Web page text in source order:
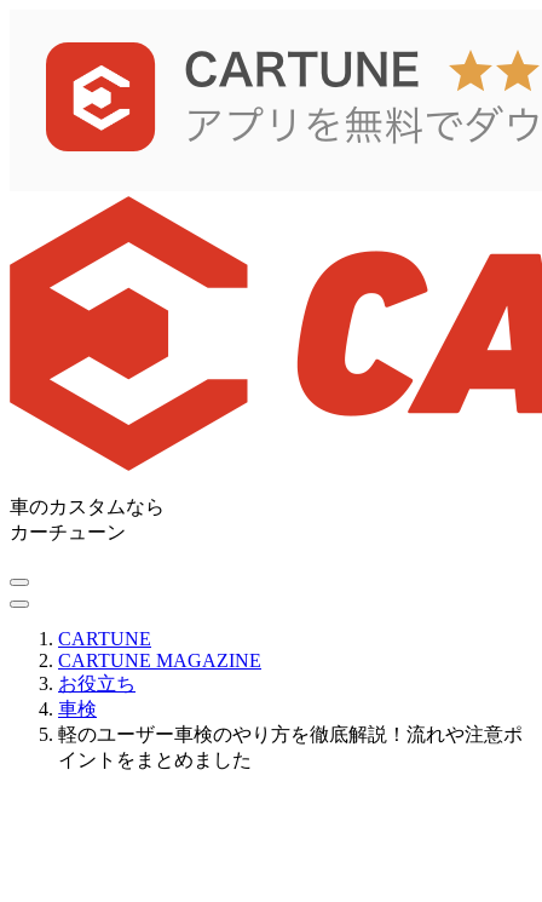
車のカスタムなら
カーチューン
CARTUNE
CARTUNE MAGAZINE
お役立ち
車検
軽のユーザー車検のやり方を徹底解説！流れや注意ポ
イントをまとめました